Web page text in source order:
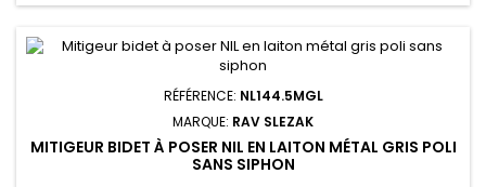
RÉFÉRENCE: NL144.5MGL
MARQUE: RAV SLEZAK
MITIGEUR BIDET À POSER NIL EN LAITON MÉTAL GRIS POLI
SANS SIPHON